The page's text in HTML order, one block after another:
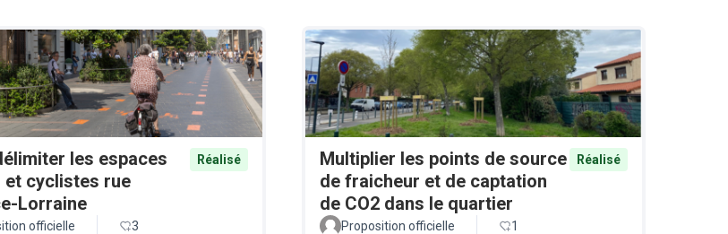
les espaces
et cyclistes rue
Lorraine
Réalisé
officielle 3
Multiplier les points de source
de fraicheur et de captation
de CO2 dans le quartier
Réalisé
Proposition officielle 1